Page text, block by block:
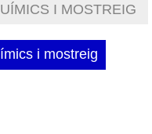
I MOSTREIG
i mostreig